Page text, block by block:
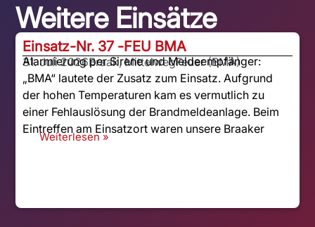
Weitere Einsätze
Einsatz-Nr. 37 -FEU BMA
31. Juli 2026Braak, MittelwegFeuer (BMA)
Alarmierung per Sirene und Meldeempfänger:
„BMA“ lautete der Zusatz zum Einsatz. Aufgrund
der hohen Temperaturen kam es vermutlich zu
einer Fehlauslösung der Brandmeldeanlage. Beim
Eintreffen am Einsatzort waren unsere Braaker
Weiterlesen »